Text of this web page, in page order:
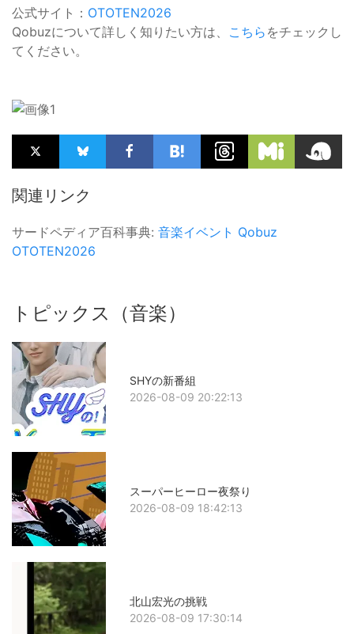
公式サイト： OTOTEN2026
Qobuzについて詳しく知りたい方は、 こちら をチェックし
てください。
関連リンク
サードペディア百科事典: 音楽イベント Qobuz
OTOTEN2026
トピックス（音楽）
SHYの新番組
2026-08-09 20:22:13
スーパーヒーロー夜祭り
2026-08-09 18:42:13
北山宏光の挑戦
2026-08-09 17:30:14